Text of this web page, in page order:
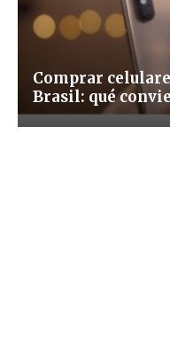
Comprar
Brasil: qué